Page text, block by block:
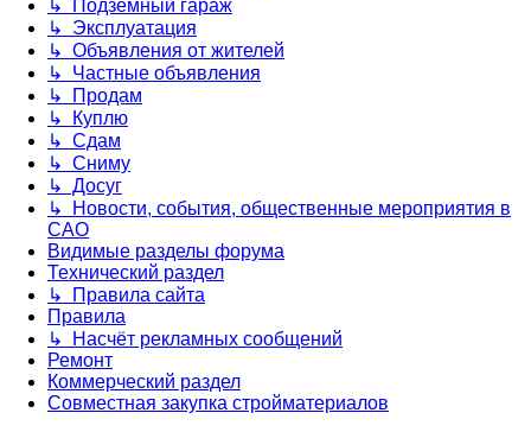
↳ Подземный гараж
↳ Эксплуатация
↳ Объявления от жителей
↳ Частные объявления
↳ Продам
↳ Куплю
↳ Сдам
↳ Сниму
↳ Досуг
↳ Новости, события, общественные мероприятия в
САО
Видимые разделы форума
Технический раздел
↳ Правила сайта
Правила
↳ Насчёт рекламных сообщений
Ремонт
Коммерческий раздел
Совместная закупка стройматериалов